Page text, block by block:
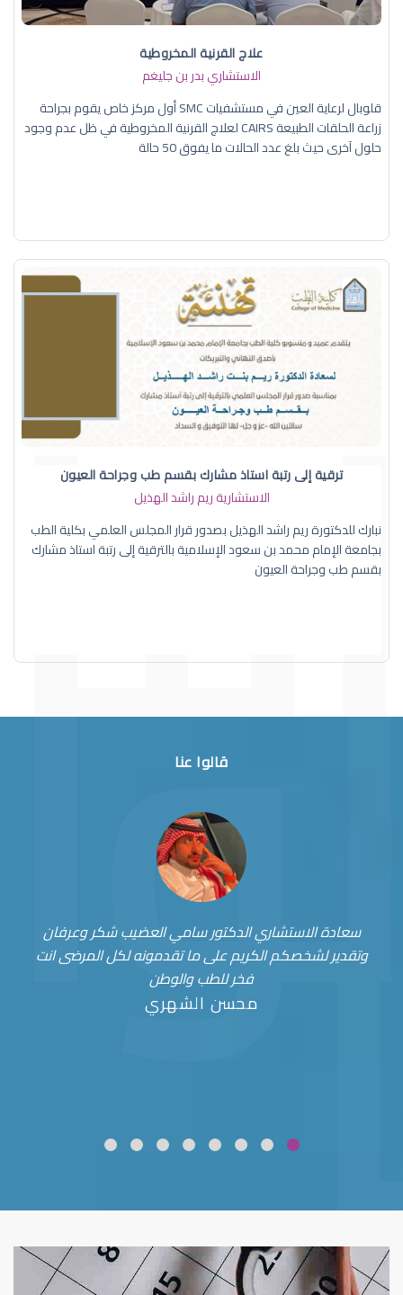
علاج القرنية المخروطية
الاستشاري بدر بن جليغم
قلوبال لرعاية العين في مستشفيات SMC أول مركز خاص يقوم بجراحة
زراعة الحلقات الطبيعة CAIRS لعلاج القرنية المخروطية في ظل عدم وجود
حلول آخرى حيث بلغ عدد الحالات ما يفوق 50 حالة
ترقية إلى رتبة استاذ مشارك بقسم طب وجراحة العيون
الاستشارية ريم راشد الهذيل
نبارك للدكتورة ريم راشد الهذيل بصدور قرار المجلس العلمي بكلية الطب
بجامعة الإمام محمد بن سعود الإسلامية بالترقية إلى رتبة استاذ مشارك
بقسم طب وجراحة العيون
قالوا عنا
سعادة الاستشاري الدكتور سامي العضيب شكر وعرفان
وتقدير لشخصكم الكريم على ما تقدمونه لكل المرضى انت
فخر للطب والوطن
محسن الشهري